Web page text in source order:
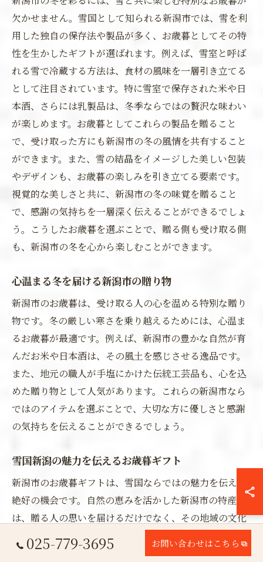
欠かせません。雪国として知られる新潟市では、雪を利
用した独自の保存法や製品が多く、お歳暮としてその特
性を生かしたギフトが選ばれます。例えば、雪室と呼ば
れる雪で冷蔵する方法は、食材の風味を一層引き立てる
として注目されています。特に雪室で保存された米や日
本酒、さらには乳製品は、冬季ならではの贅沢な味わい
が楽しめます。お歳暮としてこれらの製品を贈ること
で、受け取った方にも新潟市の冬の風情を共有すること
ができます。また、雪の結晶をイメージした美しい包装
やデザインも、お歳暮の楽しみを引き立てる要素です。
視覚的な美しさと共に、新潟市の冬の味覚を贈ること
で、感謝の気持ちを一層深く伝えることができるでしょ
う。こうしたお歳暮を選ぶことで、贈る側も受け取る側
も、新潟市の冬を心から楽しむことができます。
心温まる冬を届ける新潟市の贈り物
新潟市のお歳暮は、受け取る人の心を温める特別な贈り
物です。冬の厳しい寒さを乗り越えるためには、心温ま
るお歳暮が最適です。例えば、新潟市の豊かな自然が育
んだお米や日本酒は、その風土を感じさせる逸品です。
また、地元の職人が手塩にかけた伝統工芸品も、心を込
めた贈り物として人気があります。これらの新潟市なら
ではのアイテムを選ぶことで、大切な方に優しさと感謝
の気持ちを伝えることができるでしょう。
雪国新潟の魅力を伝えるお歳暮ギフト
新潟市のお歳暮ギフトは、雪国ならではの魅力を伝える
絶好の機会です。自然の恵みを活かした新潟市の特産品
は、贈る人の思いを届けるだけでなく、その地域の文化
や風土をも伝える力があります。例えば、雪の影響を受
けた環境でしか作り得ない日本酒や、雪解け水が育む綺
025-779-3695 お問い合わせはこちら